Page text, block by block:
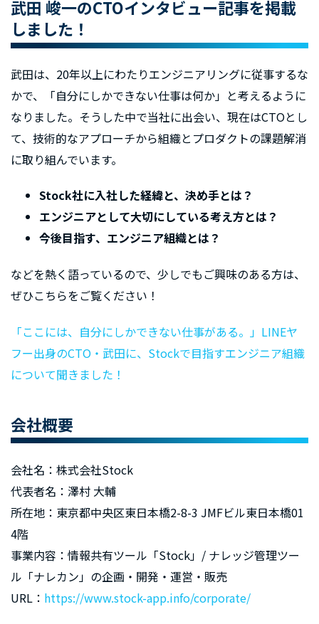
武田 峻一のCTOインタビュー記事を掲載
しました！
武田は、20年以上にわたりエンジニアリングに従事するな
かで、「自分にしかできない仕事は何か」と考えるように
なりました。そうした中で当社に出会い、現在はCTOとし
て、技術的なアプローチから組織とプロダクトの課題解消
に取り組んでいます。
Stock社に入社した経緯と、決め手とは？
エンジニアとして大切にしている考え方とは？
今後目指す、エンジニア組織とは？
などを熱く語っているので、少しでもご興味のある方は、
ぜひこちらをご覧ください！
「ここには、自分にしかできない仕事がある。」LINEヤ
フー出身のCTO・武田に、Stockで目指すエンジニア組織
について聞きました！
会社概要
会社名：株式会社Stock
代表者名：澤村 大輔
所在地：東京都中央区東日本橋2-8-3 JMFビル東日本橋01
4階
事業内容：情報共有ツール「Stock」/ ナレッジ管理ツー
ル「ナレカン」の企画・開発・運営・販売
URL： https://www.stock-app.info/corporate/